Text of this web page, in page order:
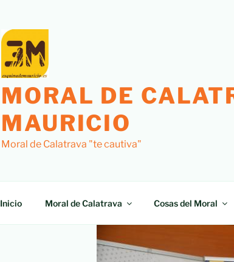
MORAL DE
MAURICIO
Moral de Calatrava "te cautiva"
Inicio Moral de Calatrava Cosas del Moral